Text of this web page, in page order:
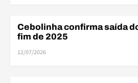
ELENCO
Cebolinha confirma saída
fim de 2025
12/07/2026